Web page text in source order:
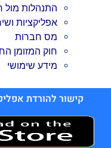
התנהלות מול
אפליקציות
מס חברות
חוק המזומן
מידע שימושי
קישור להורדת